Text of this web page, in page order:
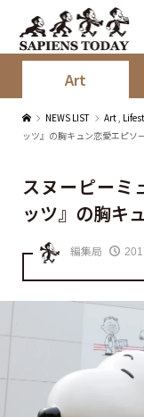
Art
NEWS LIST Art,
ッツ』の胸キュン恋愛エピソ
スヌーピーミ
ッツ』の胸キ
編集局